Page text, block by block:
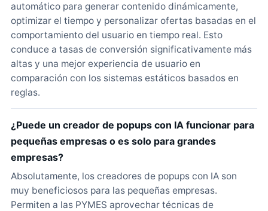
automático para generar contenido dinámicamente,
optimizar el tiempo y personalizar ofertas basadas en el
comportamiento del usuario en tiempo real. Esto
conduce a tasas de conversión significativamente más
altas y una mejor experiencia de usuario en
comparación con los sistemas estáticos basados en
reglas.
¿Puede un creador de popups con IA funcionar para
pequeñas empresas o es solo para grandes
empresas?
Absolutamente, los creadores de popups con IA son
muy beneficiosos para las pequeñas empresas.
Permiten a las PYMES aprovechar técnicas de